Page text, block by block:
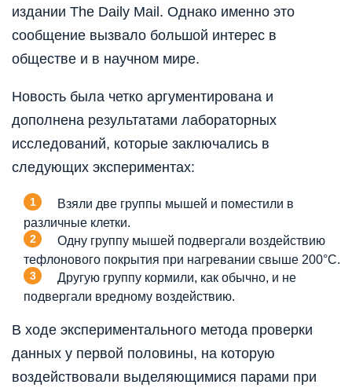
издании The Daily Mail. Однако именно это
сообщение вызвало большой интерес в
обществе и в научном мире.
Новость была четко аргументирована и
дополнена результатами лабораторных
исследований, которые заключались в
следующих экспериментах:
Взяли две группы мышей и поместили в
различные клетки.
Одну группу мышей подвергали воздействию
тефлонового покрытия при нагревании свыше 200°C.
Другую группу кормили, как обычно, и не
подвергали вредному воздействию.
В ходе экспериментального метода проверки
данных у первой половины, на которую
воздействовали выделяющимися парами при